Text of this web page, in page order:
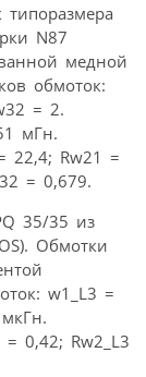
N87
медной
обмоток:
= 2.
мГн.
22,4; Rw21 =
= 0,679.
35/35 из
Обмотки
w1_L3 =
0,42; Rw2_L3